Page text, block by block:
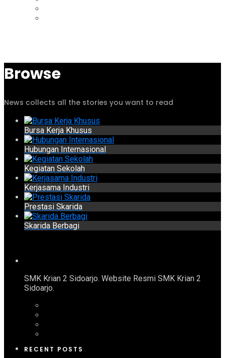
Browse
News collects all the stories you want to read
Bursa Kerja Khusus
Hubungan Internasional
Kegiatan Sekolah
Kerjasama Industri
Prestasi Skarida
Skarida Berbagi
SMK Krian 2 Sidoarjo. Website Resmi SMK Krian 2
Sidoarjo.
RECENT POSTS